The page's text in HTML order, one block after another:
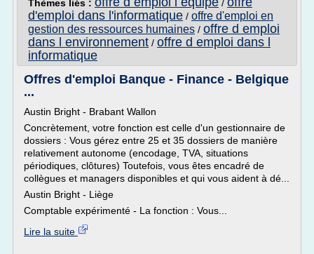
Thèmes liés :
/
d'emploi dans l'informatique / offre d'emploi en
gestion des ressources humaines / offre d emploi
dans l environnement / offre d emploi dans l
informatique
Offres d'emploi Banque - Finance - Belgique
...
Austin Bright - Brabant Wallon
Concrètement, votre fonction est celle d'un gestionnaire de
dossiers : Vous gérez entre 25 et 35 dossiers de manière
relativement autonome (encodage, TVA, situations
périodiques, clôtures) Toutefois, vous êtes encadré de
collègues et managers disponibles et qui vous aident à dé...
Austin Bright - Liège
Comptable expérimenté - La fonction : Vous...
Lire la suite